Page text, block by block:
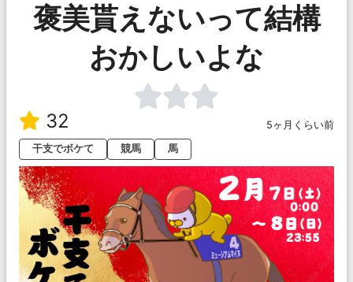
褒美貰えないって結構
おかしいよな
32
5ヶ月くらい前
干支でボケて
競馬 馬